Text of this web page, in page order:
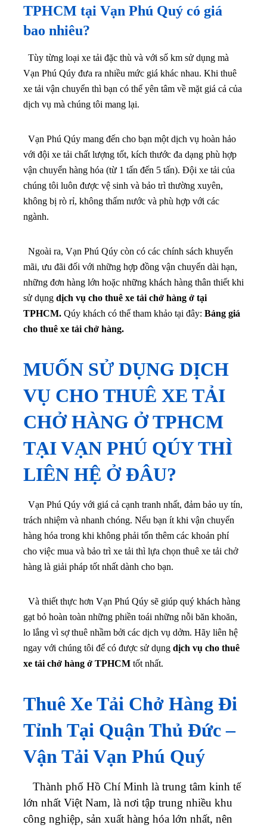
TPHCM tại Vạn Phú Quý có giá
bao nhiêu?
Tùy từng loại xe tải đặc thù và với số km sử dụng mà
Vạn Phú Qúy đưa ra nhiều mức giá khác nhau. Khi thuê
xe tải vận chuyển thì bạn có thể yên tâm về mặt giá cả của
dịch vụ mà chúng tôi mang lại.
Vạn Phú Qúy mang đến cho bạn một dịch vụ hoàn hảo
với đội xe tải chất lượng tốt, kích thước đa dạng phù hợp
vận chuyển hàng hóa (từ 1 tấn đến 5 tấn). Đội xe tải của
chúng tôi luôn được vệ sinh và bảo trì thường xuyên,
không bị rò rỉ, không thấm nước và phù hợp với các
ngành.
Ngoài ra, Vạn Phú Qúy còn có các chính sách khuyến
mãi, ưu đãi đối với những hợp đồng vận chuyển dài hạn,
những đơn hàng lớn hoặc những khách hàng thân thiết khi
sử dụng dịch vụ cho thuê xe tải chở hàng ở tại
TPHCM. Qúy khách có thể tham khảo tại đây: Bảng giá
cho thuê xe tải chở hàng.
MUỐN SỬ DỤNG DỊCH
VỤ CHO THUÊ XE TẢI
CHỞ HÀNG Ở TPHCM
TẠI VẠN PHÚ QÚY THÌ
LIÊN HỆ Ở ĐÂU?
Vạn Phú Qúy với giá cả cạnh tranh nhất, đảm bảo uy tín,
trách nhiệm và nhanh chóng. Nếu bạn ít khi vận chuyển
hàng hóa trong khi không phải tốn thêm các khoản phí
cho việc mua và bảo trì xe tải thì lựa chọn thuê xe tải chở
hàng là giải pháp tốt nhất dành cho bạn.
Và thiết thực hơn Vạn Phú Qúy sẽ giúp quý khách hàng
gạt bỏ hoàn toàn những phiền toái những nỗi băn khoăn,
lo lắng vì sợ thuê nhầm bởi các dịch vụ dởm. Hãy liên hệ
ngay với chúng tôi để có được sử dụng dịch vụ cho thuê
xe tải chở hàng ở TPHCM tốt nhất.
Thuê Xe Tải Chở Hàng Đi
Tỉnh Tại Quận Thủ Đức –
Vận Tải Vạn Phú Quý
Thành phố Hồ Chí Minh là trung tâm kinh tế
lớn nhất Việt Nam, là nơi tập trung nhiều khu
công nghiệp, sản xuất hàng hóa lớn nhất, nên